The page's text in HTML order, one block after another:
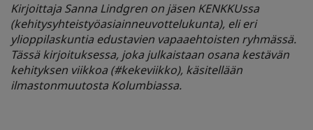
Kirjoittaja Sanna Lindgren on jäsen KENKKUssa
(kehitysyhteistyöasiainneuvottelukunta), eli eri
ylioppilaskuntia edustavien vapaaehtoisten ryhmässä.
Tässä kirjoituksessa, joka julkaistaan osana kestävän
kehityksen viikkoa (#kekeviikko), käsitellään
ilmastonmuutosta Kolumbiassa.